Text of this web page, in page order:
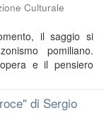
Culturale
il saggio si
pomiliano.
e il pensiero
di Sergio